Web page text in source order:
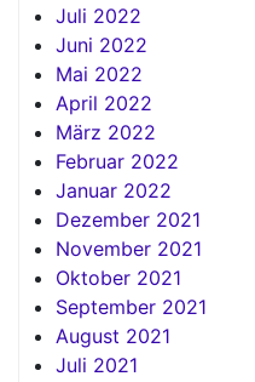
Juli 2022
Juni 2022
Mai 2022
April 2022
März 2022
Februar 2022
Januar 2022
Dezember 2021
November 2021
Oktober 2021
September 2021
August 2021
Juli 2021